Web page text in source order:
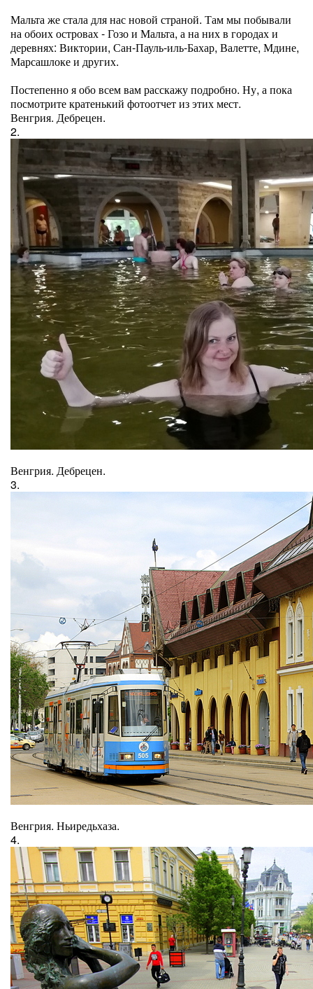
Мальта же стала для нас новой страной. Там мы побывали
на обоих островах - Гозо и Мальта, а на них в городах и
деревнях: Виктории, Сан-Пауль-иль-Бахар, Валетте, Мдине,
Марсашлоке и других.
Постепенно я обо всем вам расскажу подробно. Ну, а пока
посмотрите кратенький фотоотчет из этих мест.
Венгрия. Дебрецен.
2.
Венгрия. Дебрецен.
3.
Венгрия. Ньиредьхаза.
4.